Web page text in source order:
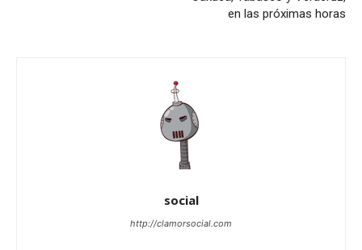
en las próximas horas
social
http://clamorsocial.com